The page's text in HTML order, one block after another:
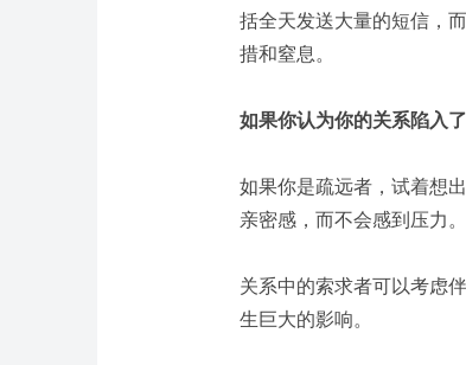
括全天发送大量的短信，
措和窒息。
如果你认为你的关系陷入
如果你是疏远者，试着想
亲密感，而不会感到压力。
关系中的索求者可以考虑
生巨大的影响。